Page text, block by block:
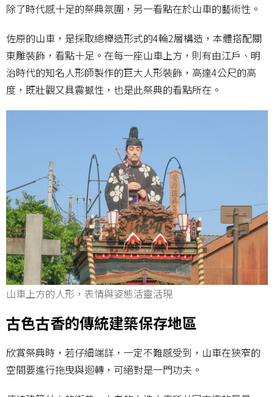
除了時代感十足的祭典氛圍，另一看點在於山車的藝術性。
佐原的山車，是採取總櫸造形式的4輪2層構造，本體搭配關
東雕裝飾，看點十足。在每一座山車上方，則有由江戶、明
治時代的知名人形師製作的巨大人形裝飾，高達4公尺的高
度，既壯觀又具震撼性，也是此祭典的看點所在。
山車上方的人形，表情與姿態活靈活現
古色古香的傳統建築保存地區
欣賞祭典時，若仔細端詳，一定不難感受到，山車在狹窄的
空間要進行拖曳與迴轉，可絕對是一門功夫。